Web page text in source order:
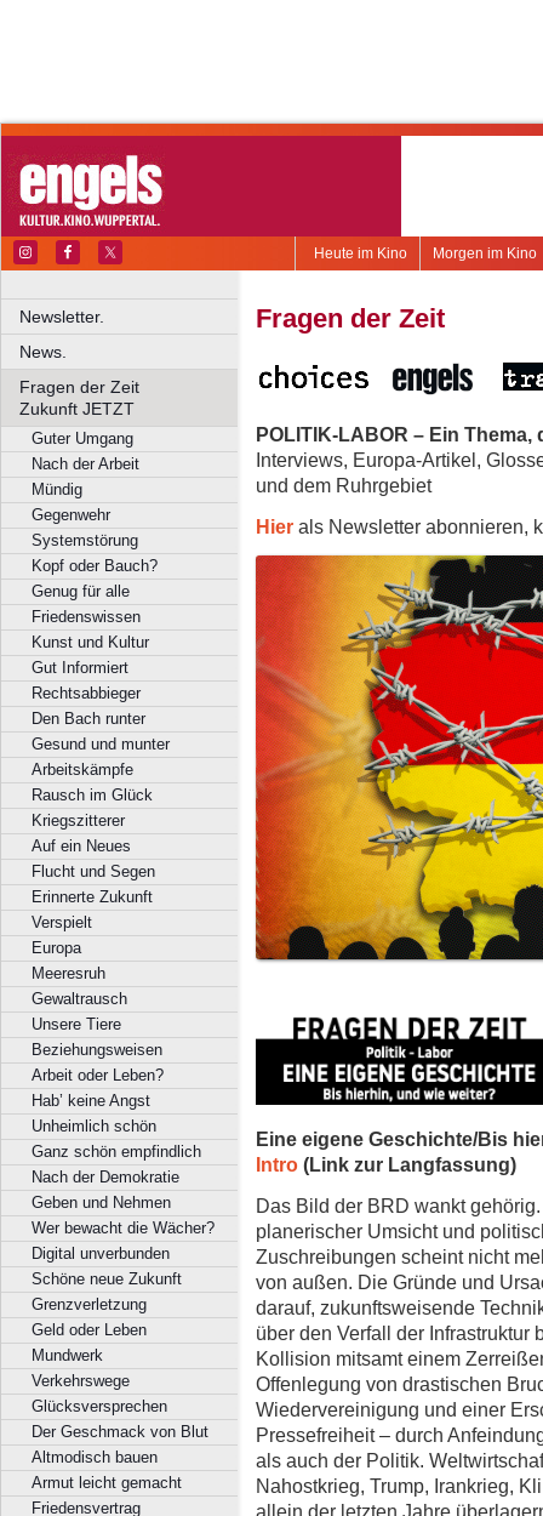
Morgen im Kino
Heute im Kino
Newsletter.
News.
Fragen der Zeit
Zukunft JETZT
Guter Umgang
Nach der Arbeit
Mündig
Gegenwehr
Systemstörung
Kopf oder Bauch?
Genug für alle
Friedenswissen
Kunst und Kultur
Gut Informiert
Rechtsabbieger
Den Bach runter
Gesund und munter
Arbeitskämpfe
Rausch im Glück
Kriegszitterer
Auf ein Neues
Flucht und Segen
Erinnerte Zukunft
Verspielt
Europa
Meeresruh
Gewaltrausch
Unsere Tiere
Beziehungsweisen
Arbeit oder Leben?
Hab’ keine Angst
Unheimlich schön
Ganz schön empfindlich
Nach der Demokratie
Geben und Nehmen
Wer bewacht die Wächer?
Digital unverbunden
Schöne neue Zukunft
Grenzverletzung
Geld oder Leben
Mundwerk
Verkehrswege
Glücksversprechen
Der Geschmack von Blut
Altmodisch bauen
Armut leicht gemacht
Friedensvertrag
Fragen der Zeit
POLITIK-LABOR – Ein
Interviews, Europa-Artikel,
und dem Ruhrgebiet
Hier als Newsletter abonnieren,
Eine eigene Geschichte/Bis
Intro (Link zur Langfassung)
Das Bild der BRD wankt
planerischer Umsicht und
Zuschreibungen scheint nicht
von außen. Die Gründe und
darauf, zukunftsweisende
über den Verfall der
Kollision mitsamt einem
Offenlegung von drastischen
Wiedervereinigung und einer
Pressefreiheit – durch
als auch der Politik.
Nahostkrieg, Trump, Irankrieg,
allein der letzten Jahre